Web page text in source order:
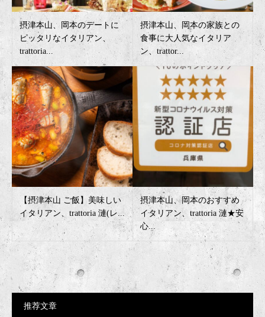
摂津本山、岡本のデートに
ピッタリなイタリアン、
trattoria...
摂津本山、岡本の家族との
食事に大人気なイタリア
ン、trattor...
【摂津本山 ご飯】美味しい
イタリアン、trattoria 漣(レ...
摂津本山、岡本のおすすめ
イタリアン、trattoria 漣★安
心...
推荐文章